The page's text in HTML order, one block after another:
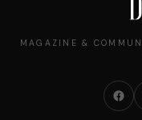
MAGAZINE &